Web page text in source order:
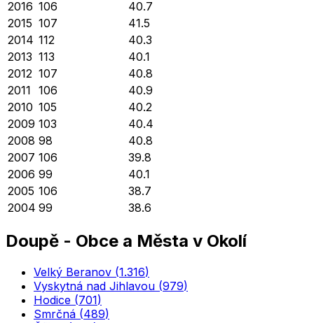
2016 106
40.7
2015 107
41.5
2014 112
40.3
2013 113
40.1
2012 107
40.8
2011 106
40.9
2010 105
40.2
2009 103
40.4
2008 98
40.8
2007 106
39.8
2006 99
40.1
2005 106
38.7
2004 99 38.6
Doupě - Obce a Města v Okolí
Velký Beranov (1.316)
Vyskytná nad Jihlavou (979)
Hodice (701)
Smrčná (489)